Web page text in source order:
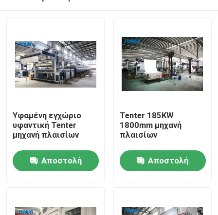
Σπίτι
Περίπου εμείς
Υφαμένη εγχώριο
υφαντική Tenter
μηχανή πλαισίων
Αποστολή
Tenter 185KW
1800mm μηχανή
πλαισίων
Αποστολή